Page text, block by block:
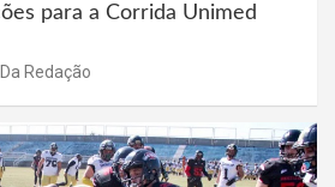
para a Corrida Unimed
Da Redação